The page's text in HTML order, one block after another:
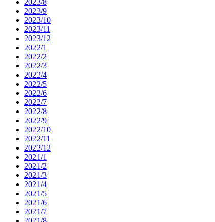
2023/9
2023/10
2023/11
2023/12
2022/1
2022/2
2022/3
2022/4
2022/5
2022/6
2022/7
2022/8
2022/9
2022/10
2022/11
2022/12
2021/1
2021/2
2021/3
2021/4
2021/5
2021/6
2021/7